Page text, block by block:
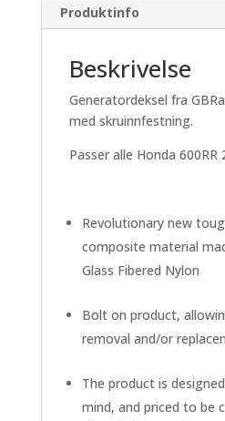
Produktinfo
Beskrivelse
Generatordeksel fra
med skruinnfestning.
Passer alle Honda 600RR
Revolutionary new
composite material
Glass Fibered Nylon
Bolt on product,
removal and/or
The product is
mind, and priced to be